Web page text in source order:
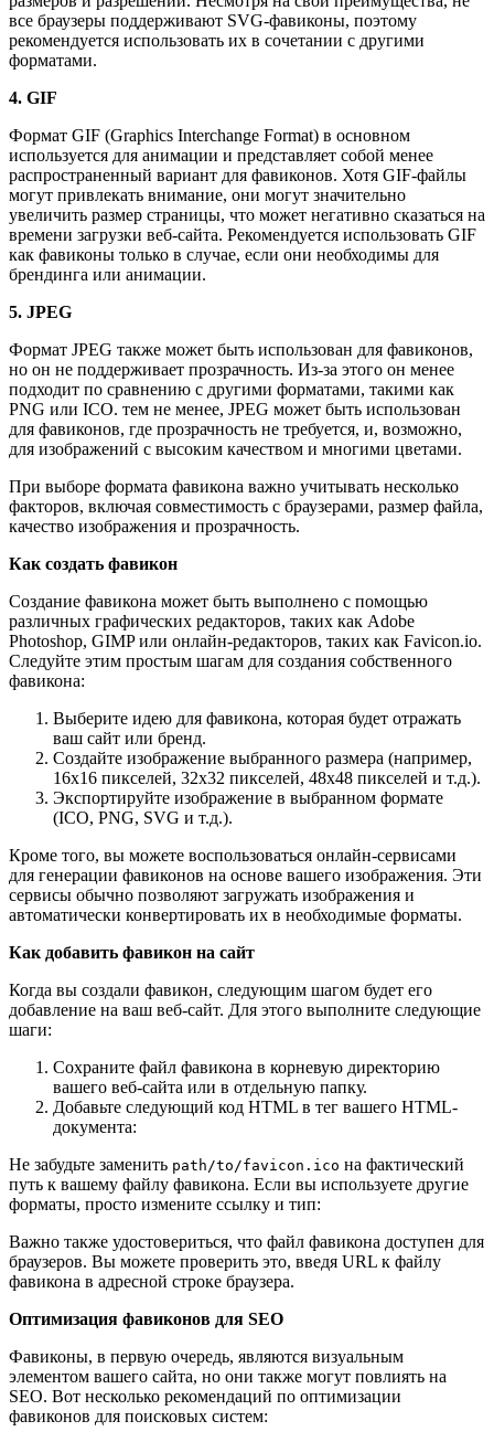
все браузеры поддерживают SVG-фавиконы, поэтому
рекомендуется использовать их в сочетании с другими
форматами.
4. GIF
Формат GIF (Graphics Interchange Format) в основном
используется для анимации и представляет собой менее
распространенный вариант для фавиконов. Хотя GIF-файлы
могут привлекать внимание, они могут значительно
увеличить размер страницы, что может негативно сказаться на
времени загрузки веб-сайта. Рекомендуется использовать GIF
как фавиконы только в случае, если они необходимы для
брендинга или анимации.
5. JPEG
Формат JPEG также может быть использован для фавиконов,
но он не поддерживает прозрачность. Из-за этого он менее
подходит по сравнению с другими форматами, такими как
PNG или ICO. тем не менее, JPEG может быть использован
для фавиконов, где прозрачность не требуется, и, возможно,
для изображений с высоким качеством и многими цветами.
При выборе формата фавикона важно учитывать несколько
факторов, включая совместимость с браузерами, размер файла,
качество изображения и прозрачность.
Как создать фавикон
Создание фавикона может быть выполнено с помощью
различных графических редакторов, таких как Adobe
Photoshop, GIMP или онлайн-редакторов, таких как Favicon.io.
Следуйте этим простым шагам для создания собственного
фавикона:
Выберите идею для фавикона, которая будет отражать
ваш сайт или бренд.
Создайте изображение выбранного размера (например,
16x16 пикселей, 32x32 пикселей, 48x48 пикселей и т.д.).
Экспортируйте изображение в выбранном формате
(ICO, PNG, SVG и т.д.).
Кроме того, вы можете воспользоваться онлайн-сервисами
для генерации фавиконов на основе вашего изображения. Эти
сервисы обычно позволяют загружать изображения и
автоматически конвертировать их в необходимые форматы.
Как добавить фавикон на сайт
Когда вы создали фавикон, следующим шагом будет его
добавление на ваш веб-сайт. Для этого выполните следующие
шаги:
Сохраните файл фавикона в корневую директорию
вашего веб-сайта или в отдельную папку.
Добавьте следующий код HTML в тег вашего HTML-
документа:
Не забудьте заменить path/to/favicon.ico на фактический
путь к вашему файлу фавикона. Если вы используете другие
форматы, просто измените ссылку и тип:
Важно также удостовериться, что файл фавикона доступен для
браузеров. Вы можете проверить это, введя URL к файлу
фавикона в адресной строке браузера.
Оптимизация фавиконов для SEO
Фавиконы, в первую очередь, являются визуальным
элементом вашего сайта, но они также могут повлиять на
SEO. Вот несколько рекомендаций по оптимизации
фавиконов для поисковых систем: